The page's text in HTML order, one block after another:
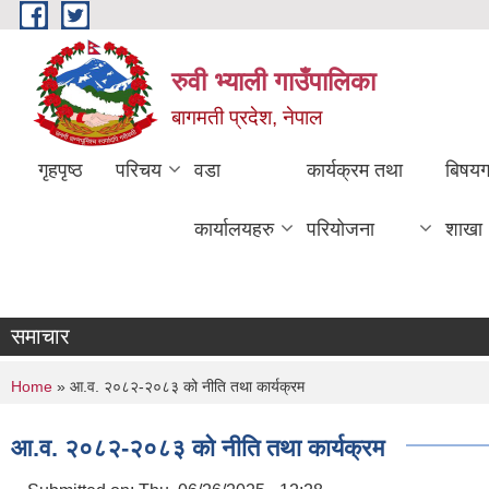
Skip to main content
रुवी भ्याली गाउँपालिका
बागमती प्रदेश, नेपाल
गृहपृष्ठ परिचय वडा
कार्यालयहरु
कार्यक्रम तथा
परियोजना शाखा
समाचार
You are here
Home » आ.व. २०८२-२०८३ को नीति तथा कार्यक्रम
आ.व. २०८२-२०८३ को नीति तथा कार्यक्रम